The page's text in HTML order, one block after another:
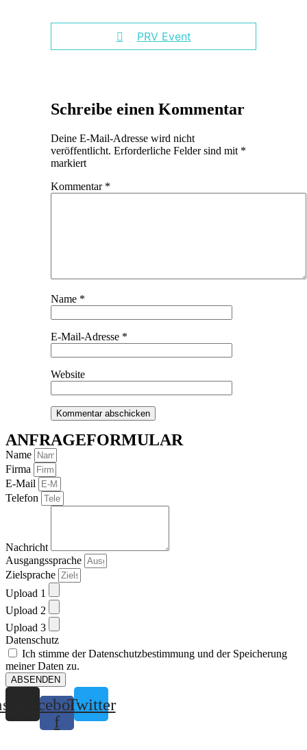
PRV Event
Schreibe einen Kommentar
Deine E-Mail-Adresse wird nicht
veröffentlicht. Erforderliche Felder sind mit *
markiert
Kommentar *
Name *
E-Mail-Adresse *
Website
ANFRAGEFORMULAR
Name
Firma
E-Mail
Telefon
Nachricht
Ausgangssprache
Zielsprache
Upload 1
Upload 2
Upload 3
Datenschutz
Ich stimme der Datenschutzbestimmung und der Speicherung
meiner Daten zu.
ABSENDEN
Facebook-
f
Twitter